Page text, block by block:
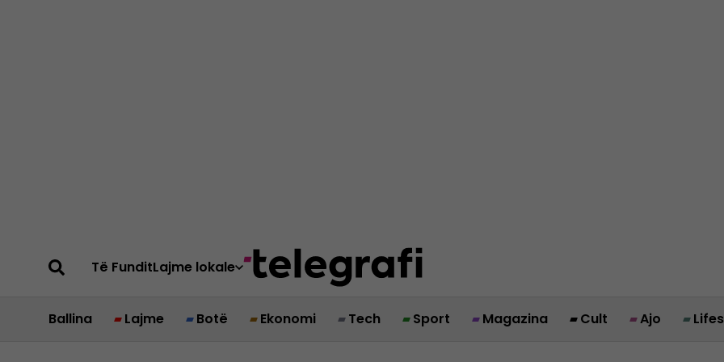
Të FunditLajme lokale
Ballina Lajme Botë Ekonomi Tech Sport Magazina Cult Ajo